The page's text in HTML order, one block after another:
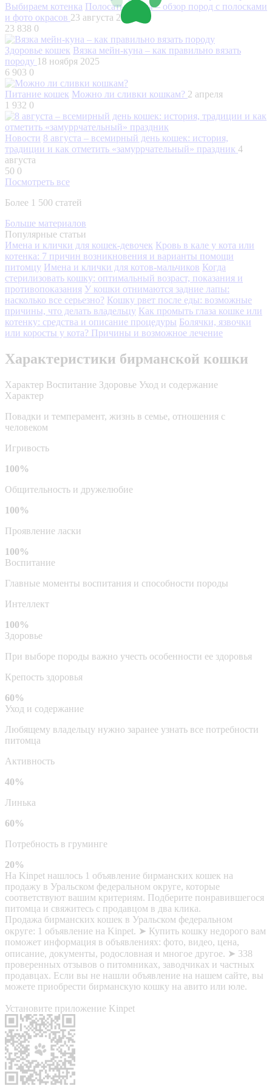
Выбираем котенка Полосатые коты – обзор пород с полосками
и фото окрасов 23 августа 2024
23 838 0
Здоровье кошек Вязка мейн-куна – как правильно вязать
породу 18 ноября 2025
6 903 0
Питание кошек Можно ли сливки кошкам? 2 апреля
1 932 0
Новости 8 августа – всемирный день кошек: история,
традиции и как отметить «замуррчательный» праздник 4
августа
50 0
Посмотреть все
Более 1 500 статей
Больше материалов
Популярные статьи
Имена и клички для кошек-девочек Кровь в кале у кота или
котенка: 7 причин возникновения и варианты помощи
питомцу Имена и клички для котов-мальчиков Когда
стерилизовать кошку: оптимальный возраст, показания и
противопоказания У кошки отнимаются задние лапы:
насколько все серьезно? Кошку рвет после еды: возможные
причины, что делать владельцу Как промыть глаза кошке или
котенку: средства и описание процедуры Болячки, язвочки
или коросты у кота? Причины и возможное лечение
Характеристики бирманской кошки
Характер Воспитание Здоровье Уход и содержание
Характер
Повадки и темперамент, жизнь в семье, отношения с
человеком
Игривость
100%
Общительность и дружелюбие
100%
Проявление ласки
100%
Воспитание
Главные моменты воспитания и способности породы
Интеллект
100%
Здоровье
При выборе породы важно учесть особенности ее здоровья
Крепость здоровья
60%
Уход и содержание
Любящему владельцу нужно заранее узнать все потребности
питомца
Активность
40%
Линька
60%
Потребность в груминге
20%
На Kinpet нашлось 1 объявление бирманских кошек на
продажу в Уральском федеральном округе, которые
соответствуют вашим критериям. Подберите понравившегося
питомца и свяжитесь с продавцом в два клика.
Продажа бирманских кошек в Уральском федеральном
округе: 1 объявление на Kinpet. ➤ Купить кошку недорого вам
поможет информация в объявлениях: фото, видео, цена,
описание, документы, родословная и многое другое. ➤ 338
проверенных отзывов о питомниках, заводчиках и частных
продавцах. Если вы не нашли объявление на нашем сайте, вы
можете приобрести бирманскую кошку на авито или юле.
Установите приложение Kinpet